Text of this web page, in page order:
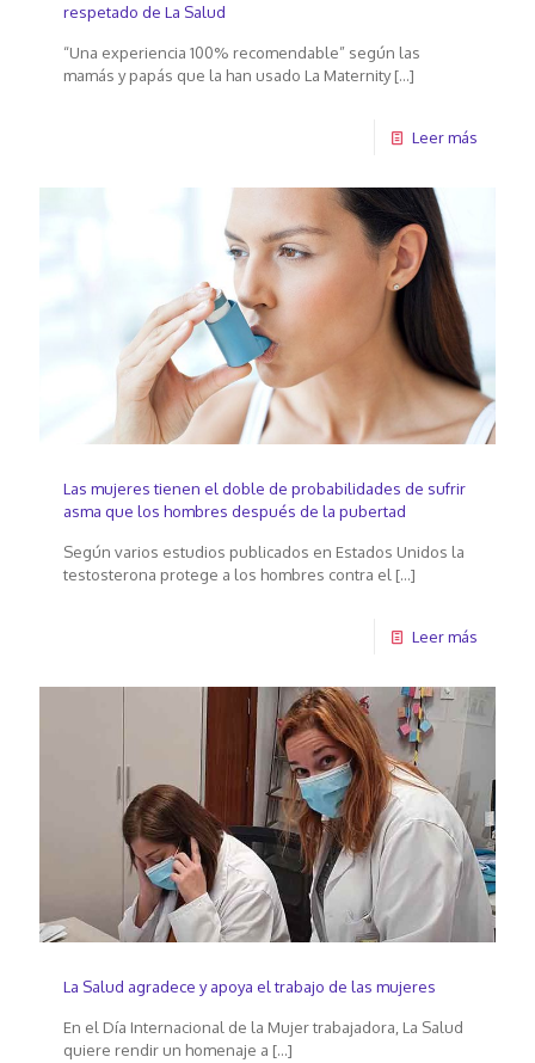
respetado de La Salud
“Una experiencia 100% recomendable” según las
mamás y papás que la han usado La Maternity[…]
Leer más
Las mujeres tienen el doble de probabilidades de sufrir
asma que los hombres después de la pubertad
Según varios estudios publicados en Estados Unidos la
testosterona protege a los hombres contra el […]
Leer más
La Salud agradece y apoya el trabajo de las mujeres
En el Día Internacional de la Mujer trabajadora, La Salud
quiere rendir un homenaje a […]